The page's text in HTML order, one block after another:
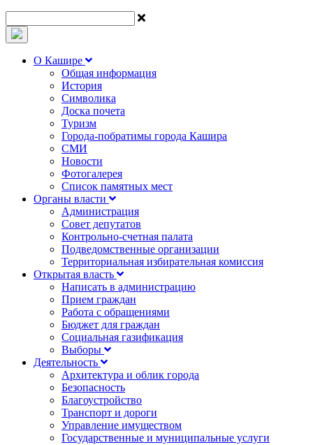
О Кашире
Общая информация
История
Символика
Доска почета
Туризм
Города-побратимы города Кашира
СМИ
Новости
Фотогалерея
Список памятных мест
Органы власти
Администрация
Совет депутатов
Контрольно-счетная палата
Подведомственные организации
Территориальная избирательная комиссия
Открытая власть
Написать в администрацию
Прием граждан
Работа с обращениями
Бюджет для граждан
Социальная газификация
Выборы
Деятельность
Архитектура и облик города
Безопасность
Благоустройство
Транспорт и дороги
Управление имуществом
Государственные и муниципальные услуги